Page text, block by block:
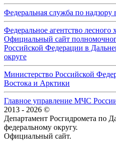
Федеральная служба по надзору
Федеральное агентство лесного
Официальный сайт
Российской Федерации в
округе
Министерство Российской
Востока и Арктики
Главное управление МЧС
2013 - 2026 ©
Департамент Росгидромета по
федеральному округу.
Официальный сайт.